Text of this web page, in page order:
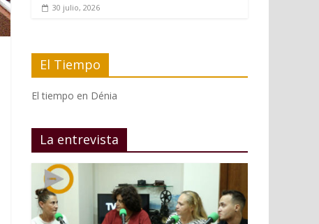
30 julio, 2026
El Tiempo
El tiempo en Dénia
La entrevista